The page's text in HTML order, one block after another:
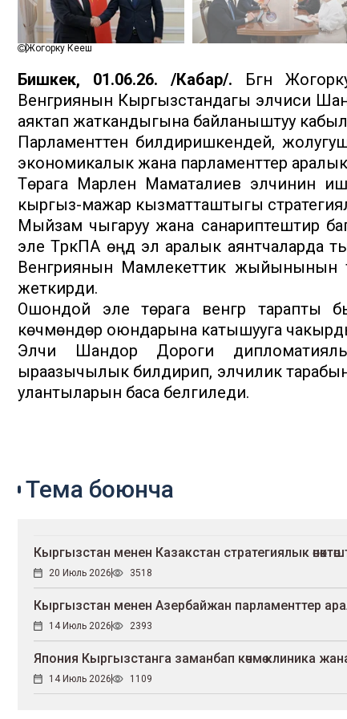
Жогорку Кеңеш
Бишкек, 01.06.26. /Кабар/. Бүгүн
Венгриянын Кыргызстандагы элчиси
аяктап жаткандыгына байланыштуу
Парламенттен билдиришкендей,
экономикалык жана парламенттер
Төрага Марлен Маматалиев элчинин
кыргыз-мажар кызматташтыгы
Мыйзам чыгаруу жана санариптештирүү
эле ТүркПА өңдүү эл аралык
Венгриянын Мамлекеттик
жеткирди.
Ошондой эле төрага венгр тарапты
көчмөндөр оюндарына катышууга
Элчи Шандор Дороги дипломатиялык
ыраазычылык билдирип, элчилик
улантыларын баса белгиледи.
Тема боюнча
Кыргызстан менен Казакстан стратегиялык
20 Июль 2026 3518
Кыргызстан менен Азербайжан парламенттер
14 Июль 2026 2393
Япония Кыргызстанга заманбап көчмө клиника
14 Июль 2026 1109